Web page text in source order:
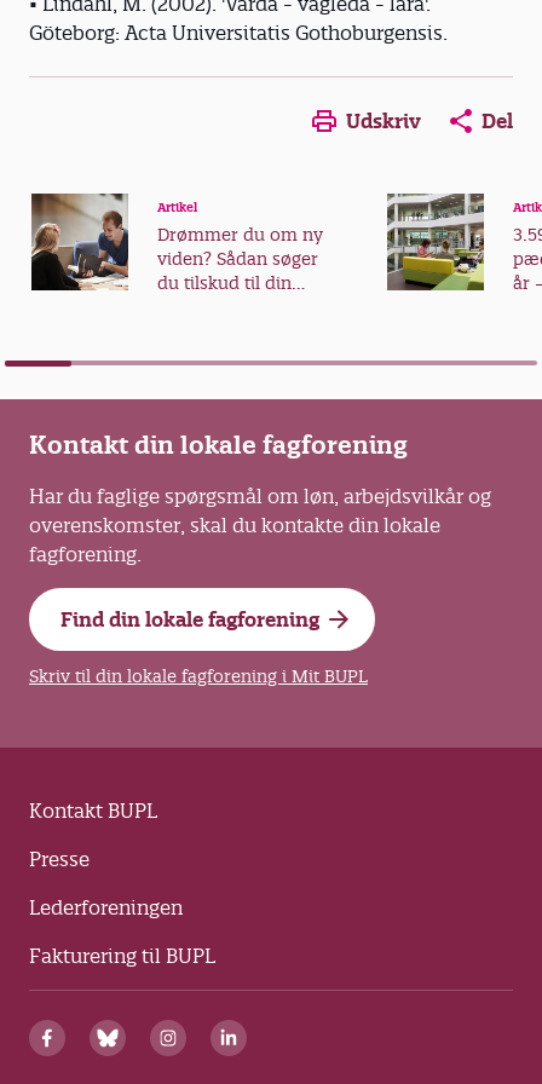
Göteborg: Acta Universitatis Gothoburgensis.
Udskriv Del
Artikel
Drømmer du om ny
viden? Sådan søger
du tilskud til din
år
Kontakt din lokale fagforening
Har du faglige spørgsmål om løn, arbejdsvilkår og
overenskomster, skal du kontakte din lokale
fagforening.
Find din lokale fagforening
Skriv til din lokale fagforening i Mit BUPL
Kontakt BUPL
Presse
Lederforeningen
Fakturering til BUPL